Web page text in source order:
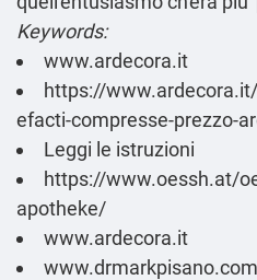
Keywords:
www.ardecora.it
https://
efacti-compresse-prezzo-
Leggi le istruzioni
https://www.oessh.at/
apotheke/
www.ardecora.it
www.drmarkpisano.com